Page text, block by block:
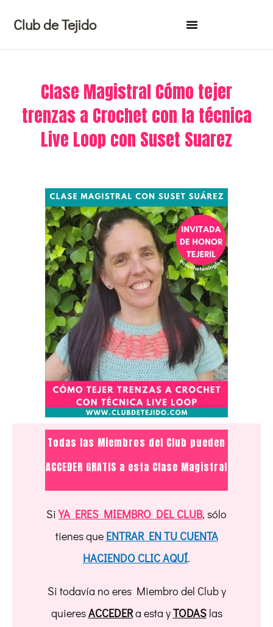
contenido
Club de Tejido
Clase Magistral Cómo tejer
trenzas a Crochet con la técnica
Live Loop con Suset Suarez
Todas las Miembros del Club pueden
ACCEDER GRATIS a esta Clase Magistral
SiYA ERES MIEMBRO DEL CLUB, sólo
tienes que ENTRAR EN TU CUENTA
HACIENDO CLIC AQUÍ.
Si todavía no eres Miembro del Club y
quieresACCEDERa esta yTODASlas